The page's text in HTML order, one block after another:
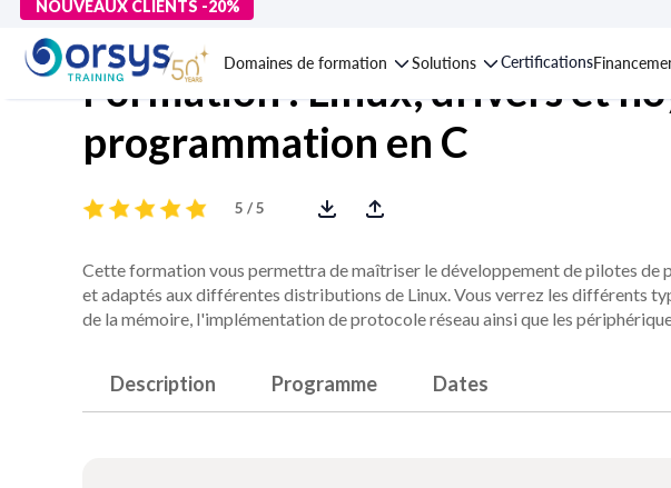
NOUVEAUX CLIENTS -20%
Domaines de formation Solutions Certifications
Formation : Linux, drivers et
programmation en C
5 / 5
Cette formation vous permettra de maîtriser le développement de pilotes de
et adaptés aux différentes distributions de Linux. Vous verrez les différents
de la mémoire, l'implémentation de protocole réseau ainsi que les
Description Programme Dates